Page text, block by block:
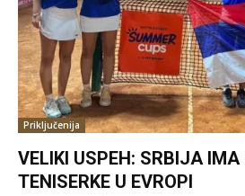
Priključenija
VELIKI USPEH: SRBIJA
TENISERKE U EVROPI